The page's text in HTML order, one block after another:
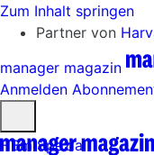
Zum Inhalt springen
Partner von
manager magazin
Anmelden
öffnen
HBm Spezial